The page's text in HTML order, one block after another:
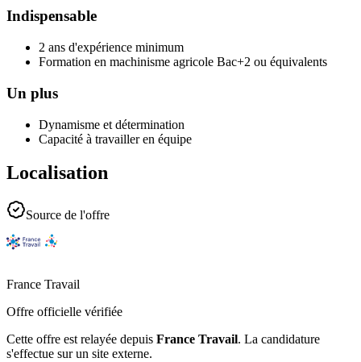
Indispensable
2 ans d'expérience minimum
Formation en machinisme agricole Bac+2 ou équivalents
Un plus
Dynamisme et détermination
Capacité à travailler en équipe
Localisation
Source de l'offre
France Travail
Offre officielle vérifiée
Cette offre est relayée depuis France Travail. La candidature
s'effectue sur un site externe.